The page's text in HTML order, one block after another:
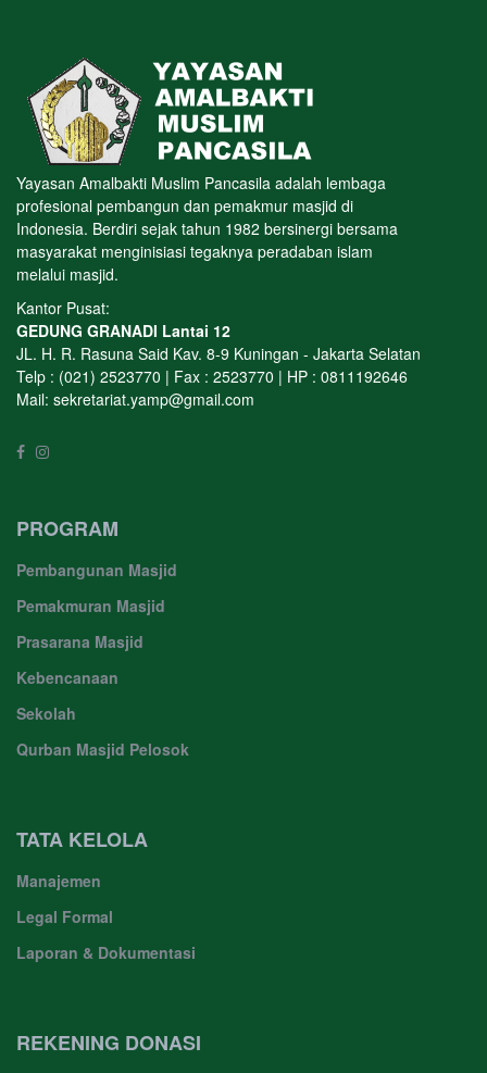
Yayasan Amalbakti Muslim Pancasila adalah lembaga
profesional pembangun dan pemakmur masjid di
Indonesia. Berdiri sejak tahun 1982 bersinergi bersama
masyarakat menginisiasi tegaknya peradaban islam
melalui masjid.
Kantor Pusat:
GEDUNG GRANADI Lantai 12
JL. H. R. Rasuna Said Kav. 8-9 Kuningan - Jakarta Selatan
Telp : (021) 2523770 | Fax : 2523770 | HP : 0811192646
Mail: sekretariat.yamp@gmail.com
PROGRAM
Pembangunan Masjid
Pemakmuran Masjid
Prasarana Masjid
Kebencanaan
Sekolah
Qurban Masjid Pelosok
TATA KELOLA
Manajemen
Legal Formal
Laporan & Dokumentasi
REKENING DONASI